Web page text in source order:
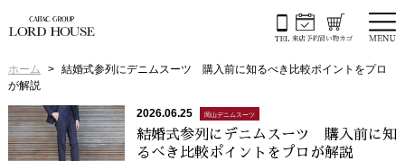
ホーム
結婚式参列にデニムスーツ 購入前に知るべき比較ポイントをプロ
が解説
2026.06.25 岡山デニムスーツ
結婚式参列にデニムスーツ 購入前に知
るべき比較ポイントをプロが解説